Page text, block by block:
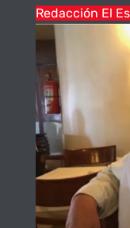
Redacción El